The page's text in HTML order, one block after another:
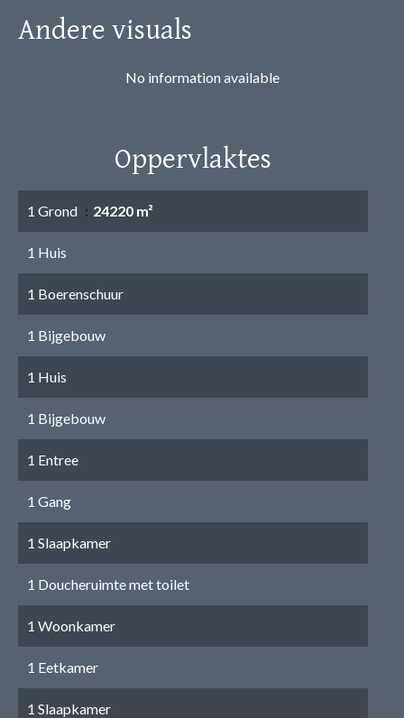
Andere visuals
No information available
Oppervlaktes
1 Grond 24220 m²
1 Huis
1 Boerenschuur
1 Bijgebouw
1 Huis
1 Bijgebouw
1 Entree
1 Gang
1 Slaapkamer
1 Doucheruimte met toilet
1 Woonkamer
1 Eetkamer
1 Slaapkamer